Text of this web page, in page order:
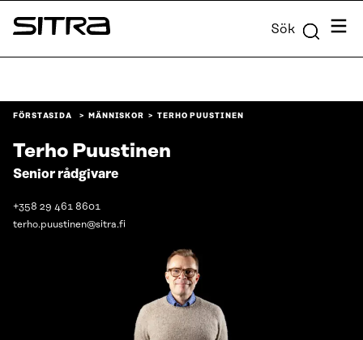
Skip to
content
Sitra Sök Meny
FÖRSTASIDA MÄNNISKOR TERHO PUUSTINEN
Terho Puustinen
Senior rådgivare
+358 29 461 8601
terho.puustinen@sitra.fi